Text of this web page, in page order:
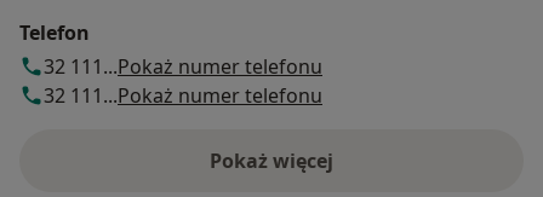
Telefon
32 111...Pokaż numer telefonu
32 111...Pokaż numer telefonu
Pokaż więcej
o adresie